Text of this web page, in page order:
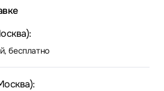
бесплатно